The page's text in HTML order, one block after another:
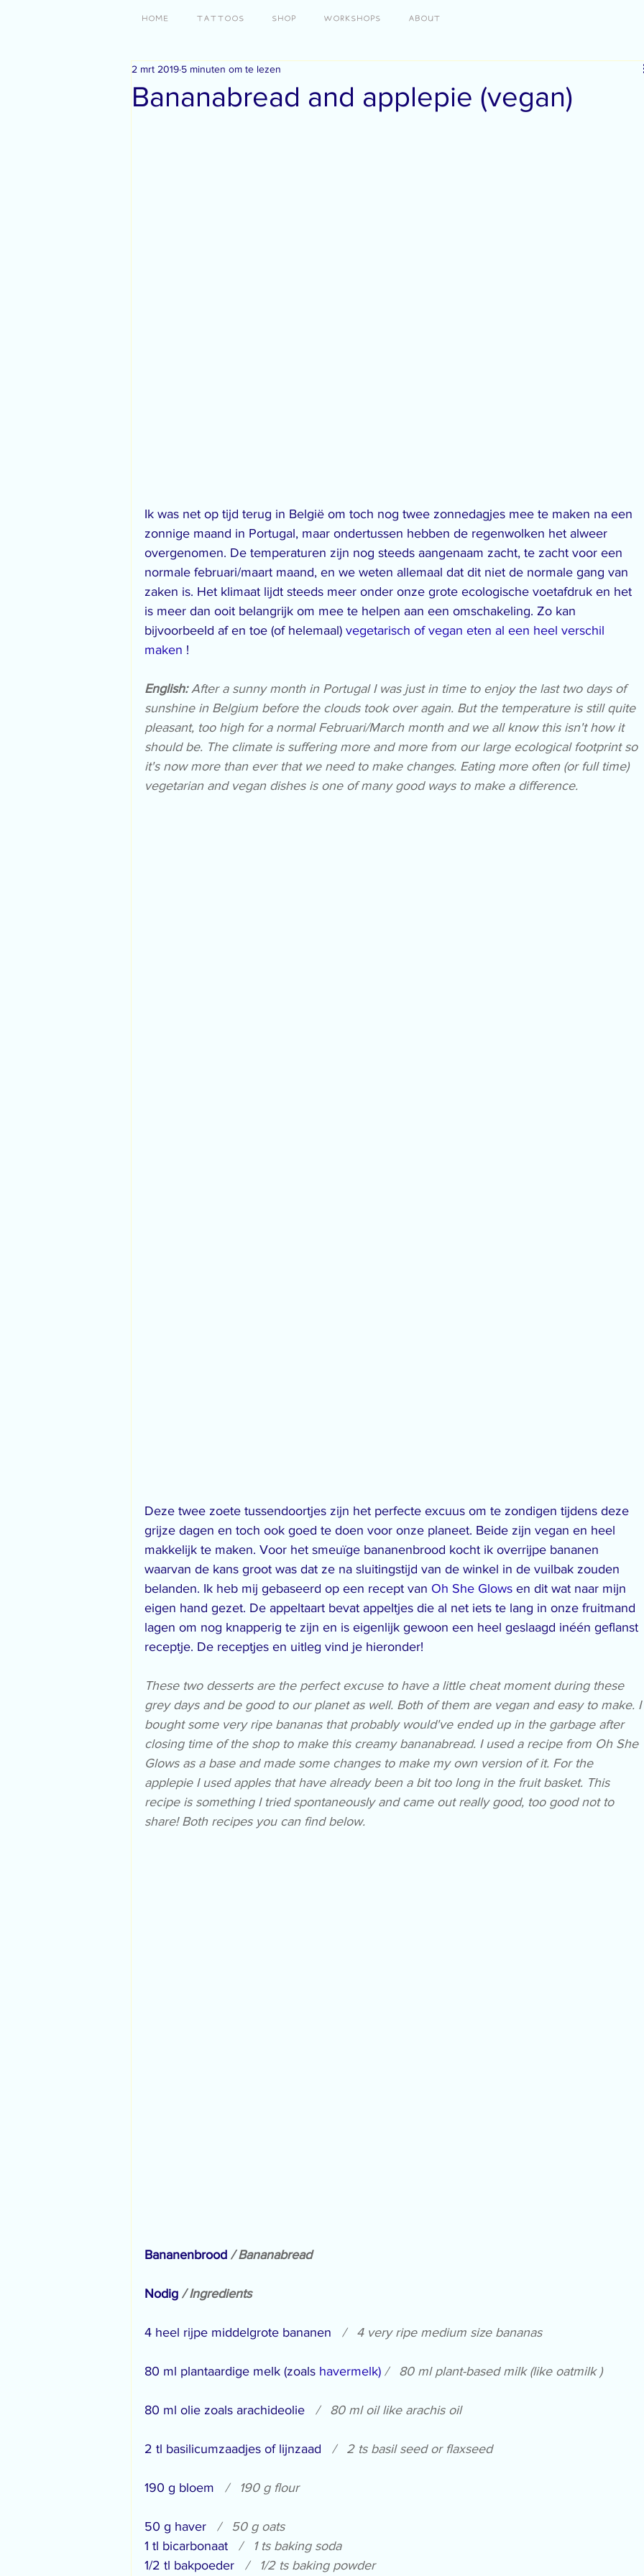
HOME TATTOOS SHOP WORKSHOPS ABOUT
Bananabread and applepie (vegan)
2 mrt 2019 5 minuten om te lezen
Ik was net op tijd terug in België om toch nog twee zonnedagjes mee te maken na een
zonnige maand in Portugal, maar ondertussen hebben de regenwolken het alweer
overgenomen. De temperaturen zijn nog steeds aangenaam zacht, te zacht voor een
normale februari/maart maand, en we weten allemaal dat dit niet de normale gang van
zaken is. Het klimaat lijdt steeds meer onder onze grote ecologische voetafdruk en het
is meer dan ooit belangrijk om mee te helpen aan een omschakeling. Zo kan
bijvoorbeeld af en toe (of helemaal) vegetarisch of vegan eten al een heel verschil
maken !
English: After a sunny month in Portugal I was just in time to enjoy the last two days of
sunshine in Belgium before the clouds took over again. But the temperature is still quite
pleasant, too high for a normal Februari/March month and we all know this isn't how it
should be. The climate is suffering more and more from our large ecological footprint so
it's now more than ever that we need to make changes. Eating more often (or full time)
vegetarian and vegan dishes is one of many good ways to make a difference.
Deze twee zoete tussendoortjes zijn het perfecte excuus om te zondigen tijdens deze
grijze dagen en toch ook goed te doen voor onze planeet. Beide zijn vegan en heel
makkelijk te maken. Voor het smeuïge bananenbrood kocht ik overrijpe bananen
waarvan de kans groot was dat ze na sluitingstijd van de winkel in de vuilbak zouden
belanden. Ik heb mij gebaseerd op een recept van Oh She Glows en dit wat naar mijn
eigen hand gezet. De appeltaart bevat appeltjes die al net iets te lang in onze fruitmand
lagen om nog knapperig te zijn en is eigenlijk gewoon een heel geslaagd inéén geflanst
receptje. De receptjes en uitleg vind je hieronder!
These two desserts are the perfect excuse to have a little cheat moment during these
grey days and be good to our planet as well. Both of them are vegan and easy to make. I
bought some very ripe bananas that probably would've ended up in the garbage after
closing time of the shop to make this creamy bananabread. I used a recipe from Oh She
Glows as a base and made some changes to make my own version of it. For the
applepie I used apples that have already been a bit too long in the fruit basket. This
recipe is something I tried spontaneously and came out really good, too good not to
share! Both recipes you can find below.
Bananenbrood / Bananabread
Nodig / Ingredients
4 heel rijpe middelgrote bananen /   4 very ripe medium size bananas
80 ml plantaardige melk (zoals havermelk) /   80 ml plant-based milk (like oatmilk )
80 ml olie zoals arachideolie /   80 ml oil like arachis oil
2 tl basilicumzaadjes of lijnzaad /   2 ts basil seed or flaxseed
190 g bloem /   190 g flour
50 g haver /   50 g oats
1 tl bicarbonaat /   1 ts baking soda
1/2 tl bakpoeder /   1/2 ts baking powder